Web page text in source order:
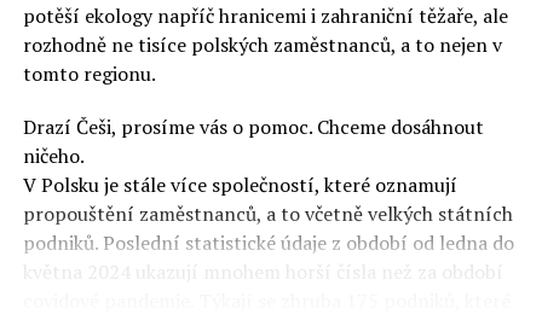
kontrolorů činnosti PiS ale určitě šlo při prodeji koní o
praní peněz či jinou nelegální činnost.“
Tuskova čísla jsou ale ujetá i jinde, pokračoval
Ziemkiewicz. „Ve vládní aféře PiS kolem vydávání víz
Tusk tvrdil, že za vlády dnešní opozice se nelegálně
prodalo 600 000 víz do Polska. Byla na to dokonce
vytvořena parlamentní vyšetřovací komise, která přišla
ale pouze na to, že 220 víz do Polska bylo
prostřednictvím úplatků uspíšeno, tedy že víza byla
potěší ekology napříč hranicemi i zahraniční těžaře, ale
rozhodně ne tisíce polských zaměstnanců, a to nejen v
tomto regionu.
Drazí Češi, prosíme vás o pomoc. Chceme dosáhnout
ničeho.
V Polsku je stále více společností, které oznamují
propouštění zaměstnanců, a to včetně velkých státních
podniků. Poslední statistické údaje z období od ledna do
května 2024 ukazují mnohem horší čísla než za období